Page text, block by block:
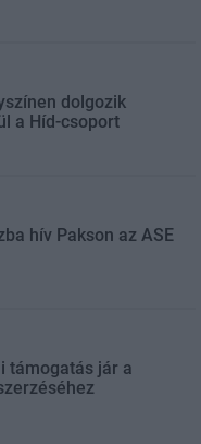
dolgozik
a Híd-csoport
hív Pakson az ASE
támogatás jár a